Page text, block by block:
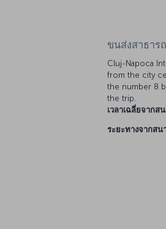
ขนส่งสาธาร
Cluj-Napoca
from the city
the number 8
the trip.
เวลาเฉลี่ยจากส
ระยะทางจากสน